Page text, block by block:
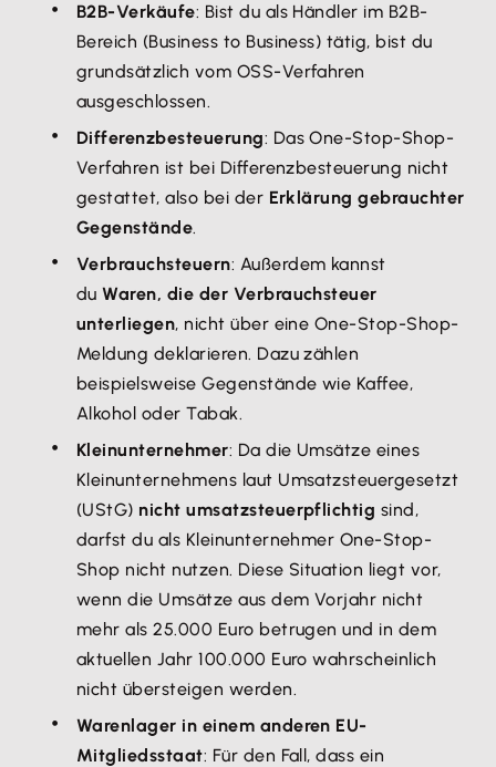
B2B-Verkäufe: Bist du als Händler im B2B-
Bereich (Business to Business) tätig, bist du
grundsätzlich vom OSS-Verfahren
ausgeschlossen.
Differenzbesteuerung: Das One-Stop-Shop-
Verfahren ist bei Differenzbesteuerung nicht
gestattet, also bei der Erklärung gebrauchter
Gegenstände.
Verbrauchsteuern: Außerdem kannst
duWaren, die der Verbrauchsteuer
unterliegen, nicht über eine One-Stop-Shop-
Meldung deklarieren. Dazu zählen
beispielsweise Gegenstände wie Kaffee,
Alkohol oder Tabak.
Kleinunternehmer: Da die Umsätze eines
Kleinunternehmens laut Umsatzsteuergesetzt
(UStG) nicht umsatzsteuerpflichtig sind,
darfst du als Kleinunternehmer One-Stop-
Shop nicht nutzen. Diese Situation liegt vor,
wenn die Umsätze aus dem Vorjahr nicht
mehr als 25.000 Euro betrugen und in dem
aktuellen Jahr 100.000 Euro wahrscheinlich
nicht übersteigen werden.
Warenlager in einem anderen EU-
Mitgliedsstaat: Für den Fall, dass ein